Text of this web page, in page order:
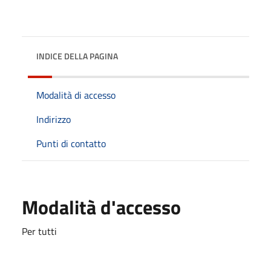
INDICE DELLA PAGINA
Modalità di accesso
Indirizzo
Punti di contatto
Modalità d'accesso
Per tutti